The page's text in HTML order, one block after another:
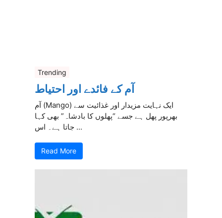
Trending
آم کے فائدے اور احتیاط
آم (Mango) ایک نہایت مزیدار اور غذائیت سے
بھرپور پھل ہے جسے “پھلوں کا بادشاہ” بھی کہا
جاتا ہے۔ اس ...
Read More